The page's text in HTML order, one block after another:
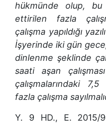
hükmünde olup,
ettirilen fazla
çalışma yapıldığı
İşyerinde iki gün
dinlenme şeklinde
saati aşan
çalışmalarındaki
fazla çalışma
Y. 9 HD., E. 2015/